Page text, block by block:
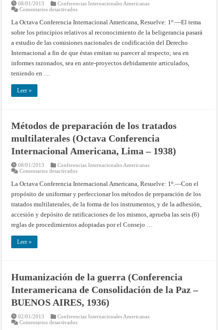
08/01/2013
Conferencias Internacionales Americanas
Comentarios desactivadosen
de
la
beligerancia
Conferencia
Internacional
Americana,
Lima
–
La Octava Conferencia Internacional Americana, Resuelve: 1º.—El tema
sobre los principios relativos al reconocimiento de la beligerancia pasará
a estudio de las comisiones nacionales de codificación del Derecho
Internacional a fin de que éstas emitan su parecer al respecto; sea en
informes razonados, sea en ante-proyectos debidamente articulados,
teniendo en …
Leer »
Métodos de preparación de los tratados
multilaterales (Octava Conferencia
Internacional Americana, Lima – 1938)
08/01/2013
Conferencias Internacionales Americanas
Comentarios desactivadosen
de
preparación
de
los
tratados
multilaterales
(Octava
Conferencia
Internacional
La Octava Conferencia Internacional Americana, Resuelve: 1º.—Con el
propósito de uniformar y perfeccionar los métodos de preparación de los
tratados multilaterales, de la forma de los instrumentos, y de la adhesión,
accesión y depósito de ratificaciones de los mismos, aprueba las seis (6)
reglas de procedimientos adoptadas por el Consejo …
Leer »
Humanización de la guerra (Conferencia
Interamericana de Consolidación de la Paz –
BUENOS AIRES, 1936)
02/01/2013
Conferencias Internacionales Americanas
Comentarios desactivadosen